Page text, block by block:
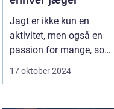
Jagt er ikke kun en
aktivitet, men også en
passion for mange, som
kræver det rette udstyr
17 oktober 2024